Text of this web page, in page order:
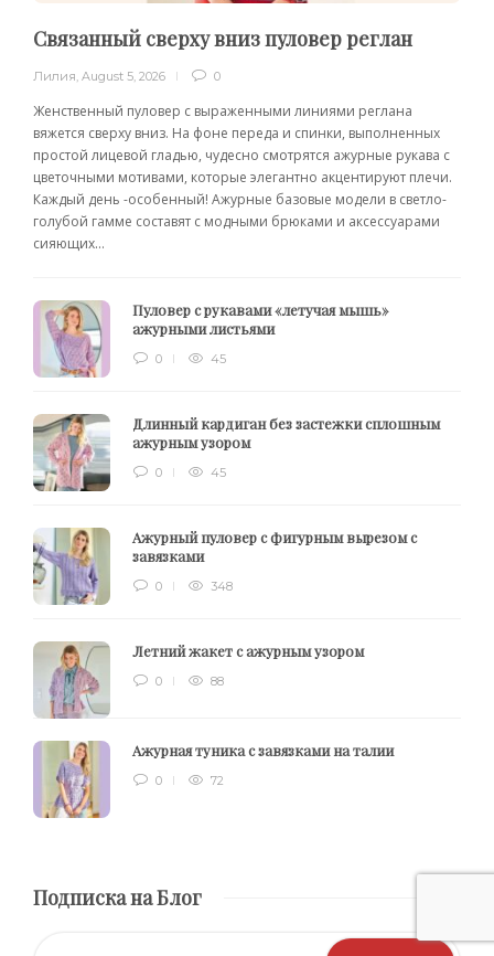
Связанный сверху вниз пуловер реглан
Лилия August 5, 2026 0
Женственный пуловер с выраженными линиями реглана
вяжется сверху вниз. На фоне переда и спинки, выполненных
простой лицевой гладью, чудесно смотрятся ажурные рукава с
цветочными мотивами, которые элегантно акцентируют плечи.
Каждый день -особенный! Ажурные базовые модели в светло-
голубой гамме составят с модными брюками и аксессуарами
сияющих...
Пуловер с рукавами «летучая мышь»
ажурными листьями
0 45
Длинный кардиган без застежки сплошным
ажурным узором
0 45
Ажурный пуловер с фигурным вырезом с
завязками
0 348
Летний жакет с ажурным узором
0 88
Ажурная туника с завязками на талии
0 72
Подписка на Блог